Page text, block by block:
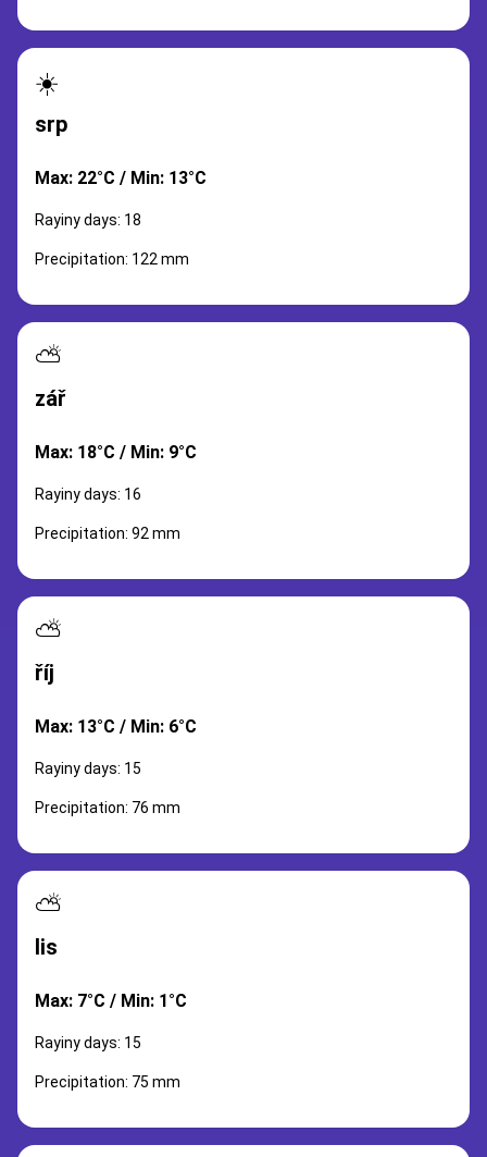
☀️
srp
Max: 22°C / Min: 13°C
Rayiny days: 18
Precipitation: 122 mm
⛅
zář
Max: 18°C / Min: 9°C
Rayiny days: 16
Precipitation: 92 mm
⛅
říj
Max: 13°C / Min: 6°C
Rayiny days: 15
Precipitation: 76 mm
⛅
lis
Max: 7°C / Min: 1°C
Rayiny days: 15
Precipitation: 75 mm